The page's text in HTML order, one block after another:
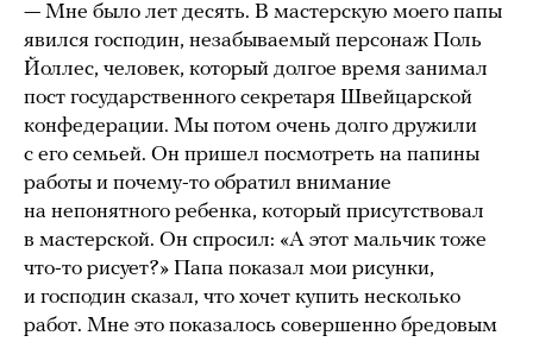
— Мне было лет десять. В мастерскую моего папы
явился господин, незабываемый персонаж Поль
Йоллес, человек, который долгое время занимал
пост государственного секретаря Швейцарской
конфедерации. Мы потом очень долго дружили
с его семьей. Он пришел посмотреть на папины
работы и почему-то обратил внимание
на непонятного ребенка, который присутствовал
в мастерской. Он спросил: «А этот мальчик тоже
что-то рисует?» Папа показал мои рисунки,
и господин сказал, что хочет купить несколько
работ. Мне это показалось совершенно бредовым